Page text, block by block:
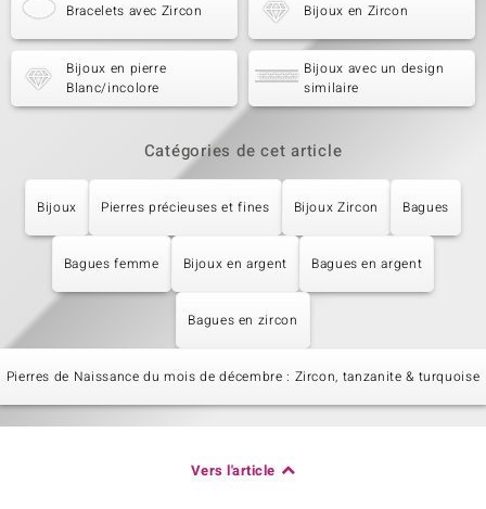
Bracelets avec Zircon Bijoux en Zircon
Bijoux en pierre
Blanc/incolore
Bijoux avec un design
similaire
Catégories de cet article
Bijoux Pierres précieuses et fines Bijoux Zircon Bagues
Bagues femme Bijoux en argent Bagues en argent
Bagues en zircon
Pierres de Naissance du mois de décembre : Zircon, tanzanite & turquoise
Vers l'article